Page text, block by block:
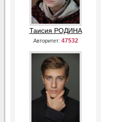
Таисия РОДИНА
Авторитет: 47532